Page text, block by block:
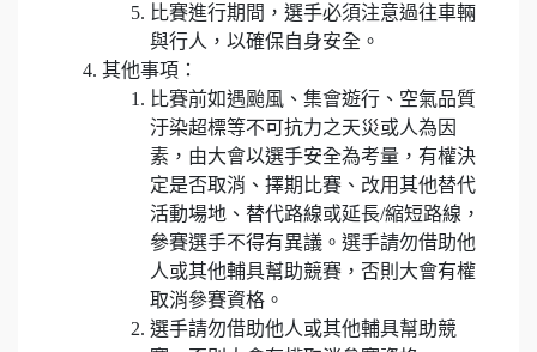
比賽進行期間，選手必須注意過往車輛
與行人，以確保自身安全。
其他事項：
比賽前如遇颱風、集會遊行、空氣品質
汙染超標等不可抗力之天災或人為因
素，由大會以選手安全為考量，有權決
定是否取消、擇期比賽、改用其他替代
活動場地、替代路線或延長/縮短路線，
參賽選手不得有異議。選手請勿借助他
人或其他輔具幫助競賽，否則大會有權
取消參賽資格。
選手請勿借助他人或其他輔具幫助競